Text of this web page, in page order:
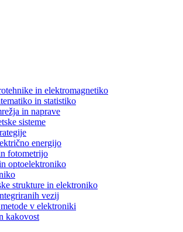
in elektromagnetiko
in statistiko
in naprave
sisteme
energijo
fotometrijo
optoelektroniko
strukture in elektroniko
vezij
v elektroniki
kakovost